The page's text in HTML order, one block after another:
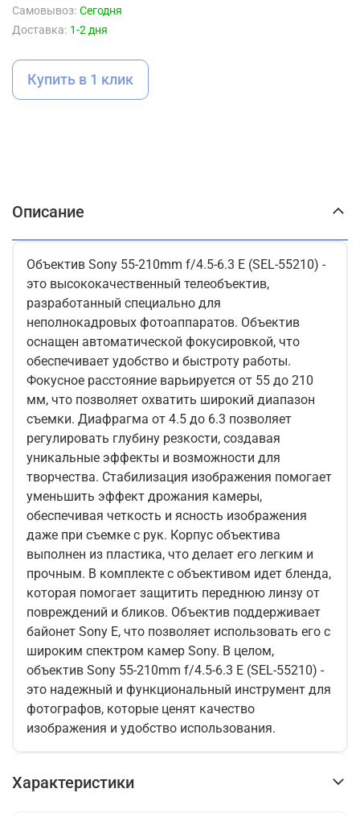
Самовывоз: Сегодня
Доставка: 1-2 дня
Купить в 1 клик
Описание
Объектив Sony 55-210mm f/4.5-6.3 E (SEL-55210) -
это высококачественный телеобъектив,
разработанный специально для
неполнокадровых фотоаппаратов. Объектив
оснащен автоматической фокусировкой, что
обеспечивает удобство и быстроту работы.
Фокусное расстояние варьируется от 55 до 210
мм, что позволяет охватить широкий диапазон
съемки. Диафрагма от 4.5 до 6.3 позволяет
регулировать глубину резкости, создавая
уникальные эффекты и возможности для
творчества. Стабилизация изображения помогает
уменьшить эффект дрожания камеры,
обеспечивая четкость и ясность изображения
даже при съемке с рук. Корпус объектива
выполнен из пластика, что делает его легким и
прочным. В комплекте с объективом идет бленда,
которая помогает защитить переднюю линзу от
повреждений и бликов. Объектив поддерживает
байонет Sony E, что позволяет использовать его с
широким спектром камер Sony. В целом,
объектив Sony 55-210mm f/4.5-6.3 E (SEL-55210) -
это надежный и функциональный инструмент для
фотографов, которые ценят качество
изображения и удобство использования.
Характеристики